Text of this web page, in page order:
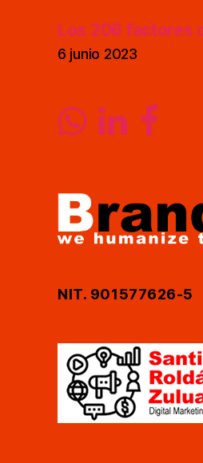
Los 206 factores
6 junio 2023
NIT. 901577626-5